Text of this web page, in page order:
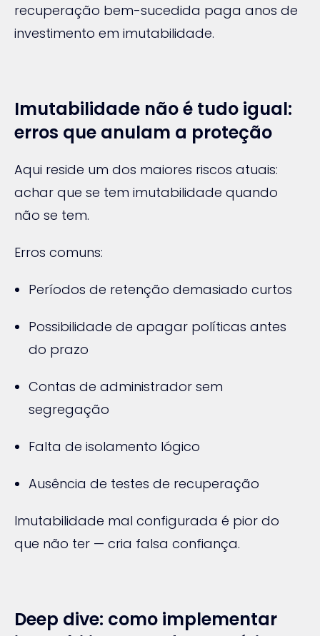
recuperação bem-sucedida paga anos de
investimento em imutabilidade.
Imutabilidade não é tudo igual:
erros que anulam a proteção
Aqui reside um dos maiores riscos atuais:
achar que se tem imutabilidade quando
não se tem.
Erros comuns:
Períodos de retenção demasiado curtos
Possibilidade de apagar políticas antes
do prazo
Contas de administrador sem
segregação
Falta de isolamento lógico
Ausência de testes de recuperação
Imutabilidade mal configurada é pior do
que não ter — cria falsa confiança.
Deep dive: como implementar